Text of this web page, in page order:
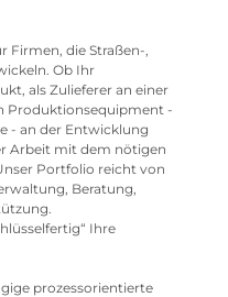
Firmen, die Straßen-,
Ob Ihr
als Zulieferer an einer
Produktionsequipment -
- an der Entwicklung
Arbeit mit dem nötigen
Portfolio reicht von
Beratung,
Ihre
prozessorientierte